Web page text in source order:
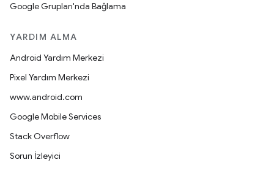
Google Grupları'nda Bağlama
YARDIM ALMA
Android Yardım Merkezi
Pixel Yardım Merkezi
www.android.com
Google Mobile Services
Stack Overflow
Sorun İzleyici